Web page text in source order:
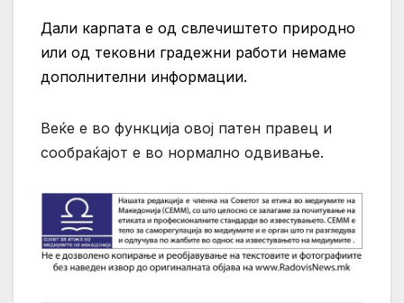
Дали карпата е од свлечиштето природно
или од тековни градежни работи немаме
дополнителни информации.
Веќе е во функција овој патен правец и
сообраќајот е во нормално одвивање.